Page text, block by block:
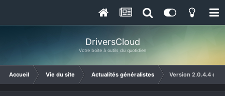
DriversCloud
Votre boite à outils du quotidien
Accueil Vie du site Actualités généralistes Version 2.0.4.4 du